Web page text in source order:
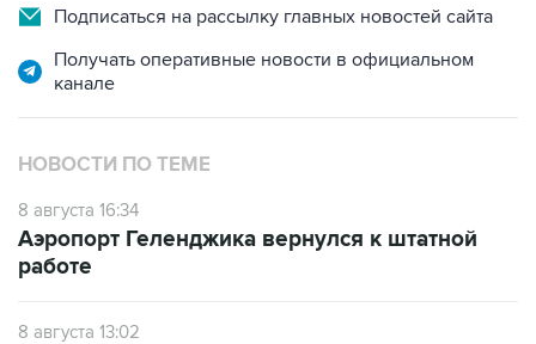
Подписаться на рассылку главных новостей сайта
Получать оперативные новости в официальном
канале
НОВОСТИ ПО ТЕМЕ
8 августа 16:34
Аэропорт Геленджика вернулся к штатной
работе
8 августа 13:02